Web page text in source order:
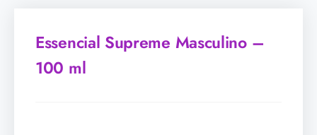
Essencial Supreme Masculino –
100 ml